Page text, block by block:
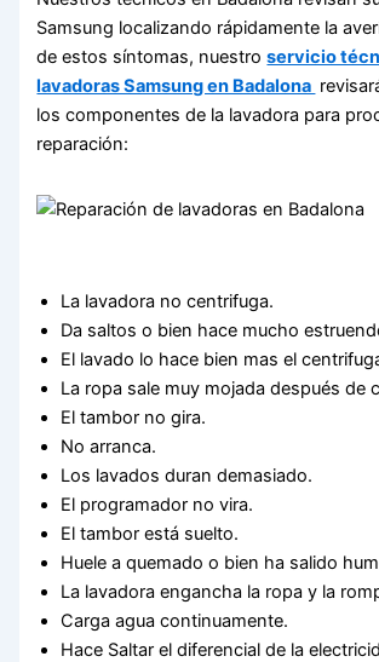
Samsung localizando rápidamente la
de estos síntomas, nuestroservicio
lavadoras Samsung en Badalona
los componentes de la lavadora para
reparación:
La lavadora no centrifuga.
Da saltos o bien hace mucho
El lavado lo hace bien mas el
La ropa sale muy mojada después de
El tambor no gira.
No arranca.
Los lavados duran demasiado.
El programador no vira.
El tambor está suelto.
Huele a quemado o bien ha salido
La lavadora engancha la ropa y la
Carga agua continuamente.
Hace Saltar el diferencial de la